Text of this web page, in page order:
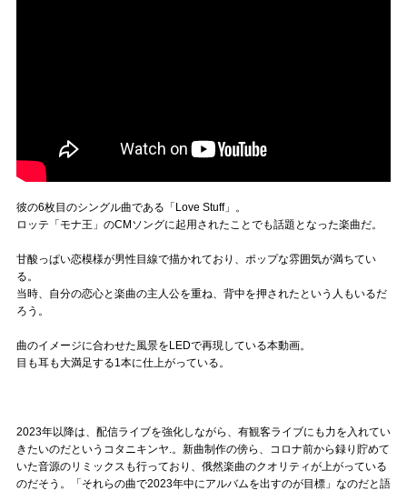
彼の6枚目のシングル曲である「Love Stuff」。
ロッテ「モナ王」のCMソングに起用されたことでも話題となった楽曲だ。
甘酸っぱい恋模様が男性目線で描かれており、ポップな雰囲気が満ちてい
る。
当時、自分の恋心と楽曲の主人公を重ね、背中を押されたという人もいるだ
ろう。
曲のイメージに合わせた風景をLEDで再現している本動画。
目も耳も大満足する1本に仕上がっている。
2023年以降は、配信ライブを強化しながら、有観客ライブにも力を入れてい
きたいのだというコタニキンヤ.。新曲制作の傍ら、コロナ前から録り貯めて
いた音源のリミックスも行っており、俄然楽曲のクオリティが上がっている
のだそう。「それらの曲で2023年中にアルバムを出すのが目標」なのだと語